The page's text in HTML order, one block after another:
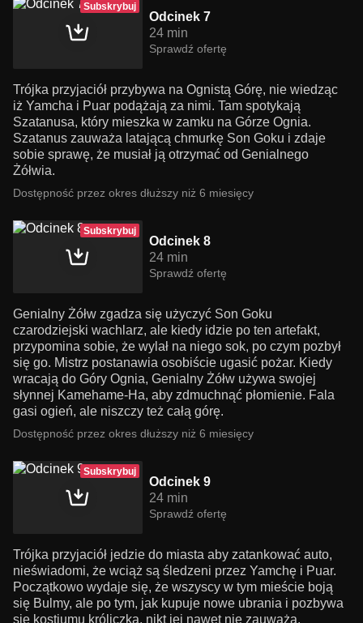
Subskrybuj
Odcinek 7
24 min
Sprawdź ofertę
Trójka przyjaciół przybywa na Ognistą Górę, nie wiedząc
iż Yamcha i Puar podążają za nimi. Tam spotykają
Szatanusa, który mieszka w zamku na Górze Ognia.
Szatanus zauważa latającą chmurkę Son Goku i zdaje
sobie sprawę, że musiał ją otrzymać od Genialnego
Żółwia.
Dostępność przez okres dłuższy niż 6 miesięcy
Subskrybuj
Odcinek 8
24 min
Sprawdź ofertę
Genialny Żółw zgadza się użyczyć Son Goku
czarodziejski wachlarz, ale kiedy idzie po ten artefakt,
przypomina sobie, że wylał na niego sok, po czym pozbył
się go. Mistrz postanawia osobiście ugasić pożar. Kiedy
wracają do Góry Ognia, Genialny Żółw używa swojej
słynnej Kamehame-Ha, aby zdmuchnąć płomienie. Fala
gasi ogień, ale niszczy też całą górę.
Dostępność przez okres dłuższy niż 6 miesięcy
Subskrybuj
Odcinek 9
24 min
Sprawdź ofertę
Trójka przyjaciół jedzie do miasta aby zatankować auto,
nieświadomi, że wciąż są śledzeni przez Yamchę i Puar.
Początkowo wydaje się, że wszyscy w tym mieście boją
się Bulmy, ale po tym, jak kupuje nowe ubrania i pozbywa
się kostiumu króliczka, nikt jej nawet nie zauważa.